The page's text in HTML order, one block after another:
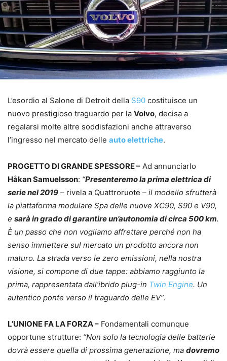
L’esordio al Salone di Detroit della S90 costituisce un
nuovo prestigioso traguardo per la Volvo, decisa a
regalarsi molte altre soddisfazioni anche attraverso
l’ingresso nel mercato delle auto elettriche.
PROGETTO DI GRANDE SPESSORE – Ad annunciarlo
Håkan Samuelsson: “Presenteremo la prima elettrica di
serie nel 2019 – rivela a Quattroruote – il modello sfrutterà
la piattaforma modulare Spa delle nuove XC90, S90 e V90,
e sarà in grado di garantire un’autonomia di circa 500 km.
È un passo che non vogliamo affrettare perché non ha
senso immettere sul mercato un prodotto ancora non
maturo. La strada verso le zero emissioni, nella nostra
visione, si compone di due tappe: abbiamo raggiunto la
prima, rappresentata dall’ibrido plug-in Twin Engine. Un
autentico ponte verso il traguardo delle EV”.
L’UNIONE FA LA FORZA – Fondamentali comunque
opportune strutture: “Non solo la tecnologia delle batterie
dovrà essere quella di prossima generazione, ma dovremo